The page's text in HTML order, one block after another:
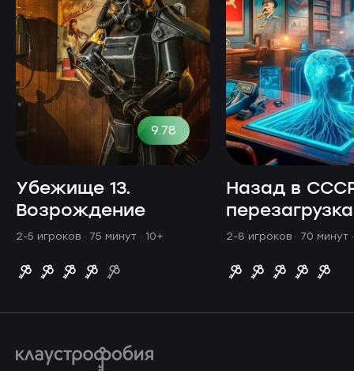
9.78
Убежище 13.
Возрождение
2-5 игроков · 75 минут · 10+
Назад в
перезагрузка
2-8 игроков · 70 минут